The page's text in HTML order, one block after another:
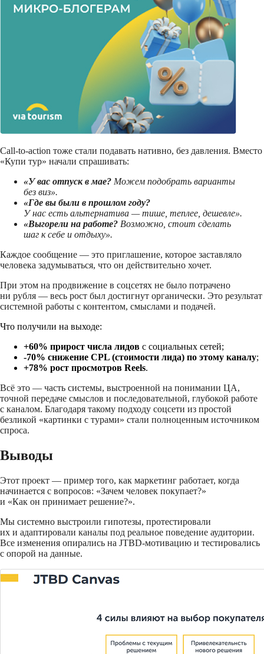
Call-to-action тоже стали подавать нативно, без давления. Вместо
«Купи тур» начали спрашивать:
«У вас отпуск в мае? Можем подобрать варианты
без виз».
«Где вы были в прошлом году?
У нас есть альтернатива — тише, теплее, дешевле».
«Выгорели на работе? Возможно, стоит сделать
шаг к себе и отдыху».
Каждое сообщение — это приглашение, которое заставляло
человека задумываться, что он действительно хочет.
При этом на продвижение в соцсетях не было потрачено
ни рубля — весь рост был достигнут органически. Это результат
системной работы с контентом, смыслами и подачей.
Что получили на выходе:
+60% прирост числа лидов с социальных сетей;
-70% снижение CPL (стоимости лида) по этому каналу;
+78% рост просмотров Reels.
Всё это — часть системы, выстроенной на понимании ЦА,
точной передаче смыслов и последовательной, глубокой работе
с каналом. Благодаря такому подходу соцсети из простой
безликой «картинки с турами» стали полноценным источником
спроса.
Выводы
Этот проект — пример того, как маркетинг работает, когда
начинается с вопросов: «Зачем человек покупает?»
и «Как он принимает решение?».
Мы системно выстроили гипотезы, протестировали
их и адаптировали каналы под реальное поведение аудитории.
Все изменения опирались на JTBD-мотивацию и тестировались
с опорой на данные.